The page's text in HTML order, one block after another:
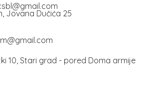
Jovana Dučića 25
10, Stari grad - pored Doma armije